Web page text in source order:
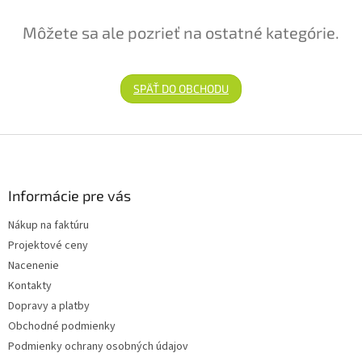
Môžete sa ale pozrieť na ostatné kategórie.
SPÄŤ DO OBCHODU
Informácie pre vás
Nákup na faktúru
Projektové ceny
Nacenenie
Kontakty
Dopravy a platby
Obchodné podmienky
Podmienky ochrany osobných údajov